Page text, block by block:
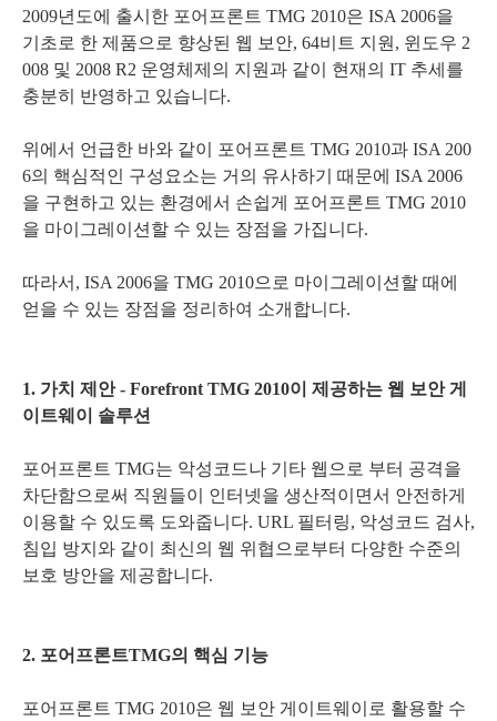
2009년도에 출시한 포어프론트 TMG 2010은 ISA 2006을
기초로 한 제품으로 향상된 웹 보안, 64비트 지원, 윈도우 2
008 및 2008 R2 운영체제의 지원과 같이 현재의 IT 추세를
충분히 반영하고 있습니다.
위에서 언급한 바와 같이 포어프론트 TMG 2010과 ISA 200
6의 핵심적인 구성요소는 거의 유사하기 때문에 ISA 2006
을 구현하고 있는 환경에서 손쉽게 포어프론트 TMG 2010
을 마이그레이션할 수 있는 장점을 가집니다.
따라서, ISA 2006을 TMG 2010으로 마이그레이션할 때에
얻을 수 있는 장점을 정리하여 소개합니다.
1. 가치 제안 - Forefront TMG 2010이 제공하는 웹 보안 게
이트웨이 솔루션
포어프론트 TMG는 악성코드나 기타 웹으로 부터 공격을
차단함으로써 직원들이 인터넷을 생산적이면서 안전하게
이용할 수 있도록 도와줍니다. URL 필터링, 악성코드 검사,
침입 방지와 같이 최신의 웹 위협으로부터 다양한 수준의
보호 방안을 제공합니다.
2. 포어프론트TMG의 핵심 기능
포어프론트 TMG 2010은 웹 보안 게이트웨이로 활용할 수